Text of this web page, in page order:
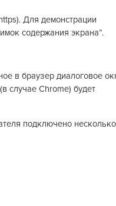
Для демонстрации
содержания экрана”.
в браузер диалоговое
случае Chrome) будет
подключено несколько